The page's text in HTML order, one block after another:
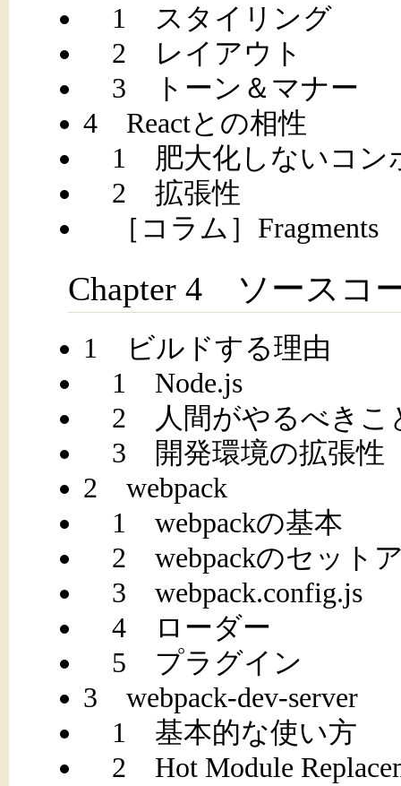
1 スタイリング
2 レイアウト
3 トーン＆マナー
4 Reactとの相性
1 肥大化しないコン
2 拡張性
［コラム］Fragments
Chapter 4 ソースコ
1 ビルドする理由
1 Node.js
2 人間がやるべきこ
3 開発環境の拡張性
2 webpack
1 webpackの基本
2 webpackのセット
3 webpack.config.js
4 ローダー
5 プラグイン
3 webpack-dev-server
1 基本的な使い方
2 Hot Module